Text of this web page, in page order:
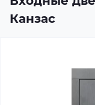
Канзас